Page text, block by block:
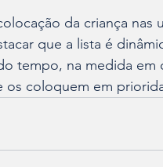
da criança nas
que a lista é
tempo, na medida em
os coloquem em